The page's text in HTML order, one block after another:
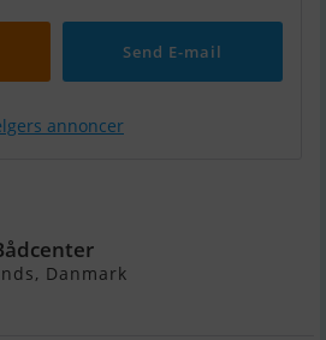
Send E-mail
annoncer
Danmark